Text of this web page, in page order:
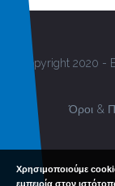
Copyright 2020 -
Όροι &
Χρησιμοποιούμε
εμπειρία στον